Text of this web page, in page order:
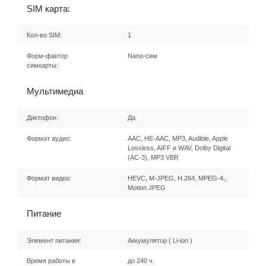
SIM карта:
Кол-во SIM: 1
Форм-фактор
симкарты:
Nano-сим
Мультимедиа
Диктофон: Да
Формат аудио:
AAC, HE-AAC, MP3, Audible, Apple
Lossless, AIFF и WAV, Dolby Digital
(AC‑3), MP3 VBR
Формат видео:
HEVC, M-JPEG, H.264, MPEG-4,,
Motion JPEG
Питание
Элемент питания: Аккумулятор ( Li-ion )
Время работы в до 240 ч.